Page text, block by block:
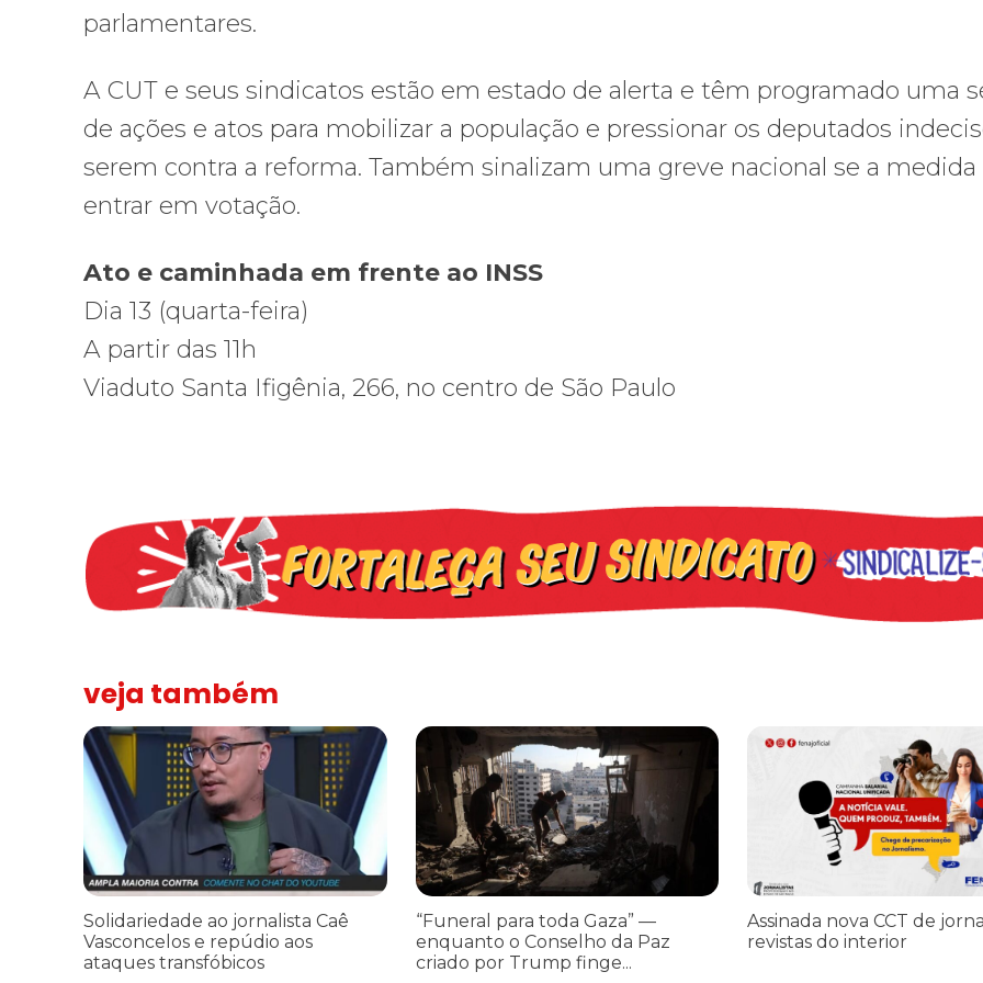
parlamentares.
A CUT e seus sindicatos estão em estado de alerta e têm programado uma
de ações e atos para mobilizar a população e pressionar os deputados
serem contra a reforma. Também sinalizam uma greve nacional se a medida
entrar em votação.
Ato e caminhada em frente ao INSS
Dia 13 (quarta-feira)
A partir das 11h
Viaduto Santa Ifigênia, 266, no centro de São Paulo
veja também
Solidariedade ao jornalista Caê Vasconcelos e repúdio aos ataques transfóbicos
Solidariedade ao jornalista Caê
Vasconcelos e repúdio aos
ataques transfóbicos
“Funeral para toda Gaza” — enquanto o Conselho da Paz criado por Trump
“Funeral para toda Gaza” —
enquanto o Conselho da Paz
criado por Trump finge...
Assinada nova CCT de jornais e
Assinada nova CCT de
revistas do interior